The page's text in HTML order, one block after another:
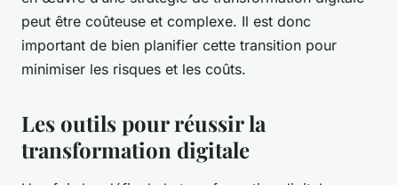
peut être coûteuse et complexe. Il est donc
important de bien planifier cette transition pour
minimiser les risques et les coûts.
Les outils pour réussir la
transformation digitale